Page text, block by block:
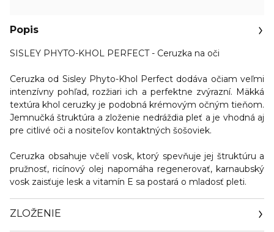
Popis
SISLEY PHYTO-KHOL PERFECT - Ceruzka na oči
Ceruzka od Sisley Phyto-Khol Perfect dodáva očiamveľmi
intenzívny pohľad, rozžiari ich a perfektne zvýrazní. Mäkká
textúra khol ceruzky je podobná krémovým očným tieňom.
Jemnučká štruktúra a zloženie nedráždia pleť a je vhodná aj
pre citlivé oči a nositeľov kontaktných šošoviek.
Ceruzka obsahuje včelí vosk, ktorý spevňuje jej štruktúru a
pružnosť, ricínový olej napomáha regenerovať,karnaubský
vosk zaisťuje lesk a vitamín E sa postará o mladosť pleti.
ZLOŽENIE